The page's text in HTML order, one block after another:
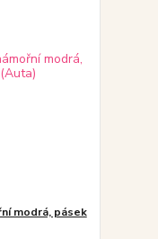
modrá, pásek